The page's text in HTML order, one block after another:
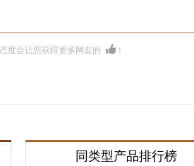
度会让您获得更多网友的 ！
同类型产品排行榜